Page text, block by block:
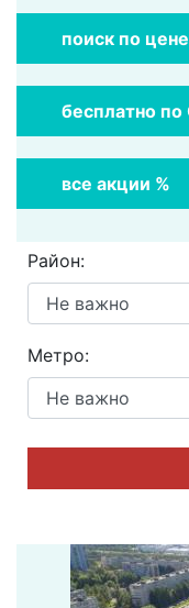
поиск по цене
бесплатно
все акции %
Район:
Метро: